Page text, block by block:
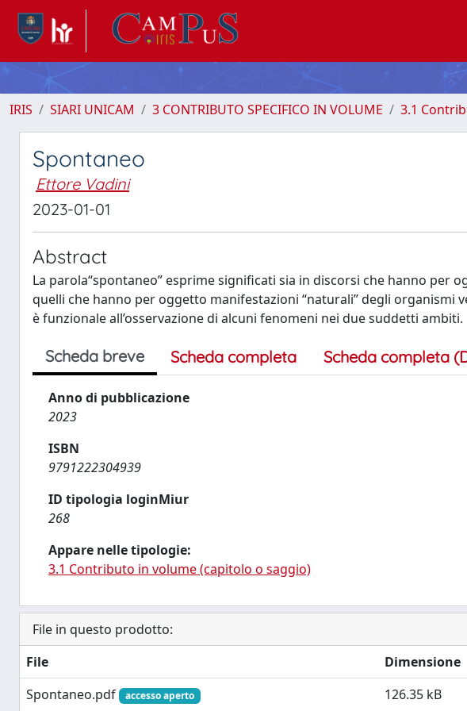
IRIS SIARI UNICAM 3 CONTRIBUTO SPECIFICO IN VOLUME 3.1
Spontaneo
Ettore Vadini
2023-01-01
Abstract
La parola“spontaneo” esprime significati sia in discorsi che hanno per
quelli che hanno per oggetto manifestazioni “naturali” degli organismi
è funzionale all’osservazione di alcuni fenomeni nei due suddetti ambiti.
Scheda breve Scheda completa Scheda completa
Anno di pubblicazione
2023
ISBN
9791222304939
ID tipologia loginMiur
268
Appare nelle tipologie:
3.1 Contributo in volume (capitolo o saggio)
File in questo prodotto:
File
Dimensione
Spontaneo.pdf
accesso aperto 126.35 kB